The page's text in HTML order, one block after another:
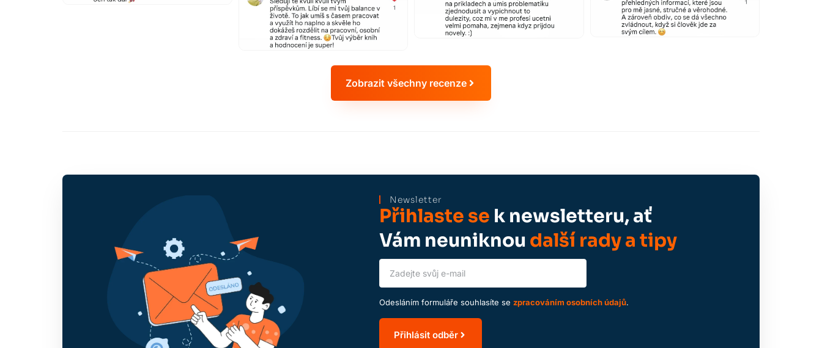
Zobrazit všechny recenze
Newsletter
Přihlaste se k newsletteru, ať
Vám neuniknou další rady a tipy
Odesláním formuláře souhlasíte se zpracováním osobních údajů.
Přihlásit odběr